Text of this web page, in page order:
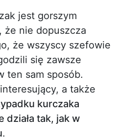
jest gorszym
że nie dopuszcza
że wszyscy szefowie
się zawsze
ten sam sposób.
a także
kurczaka
działa tak, jak w
.